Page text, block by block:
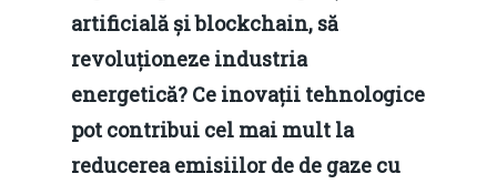
artificială și blockchain, să
revoluționeze industria
energetică? Ce inovații tehnologice
pot contribui cel mai mult la
reducerea emisiilor de de gaze cu